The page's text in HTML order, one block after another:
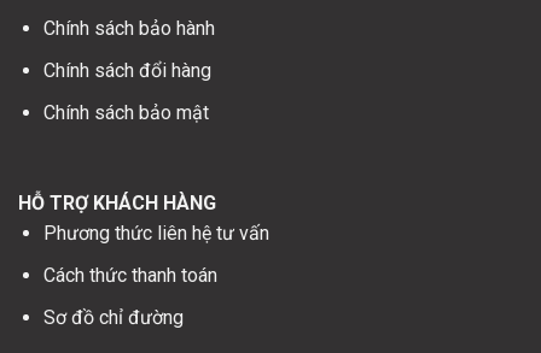
Chính sách bảo hành
Chính sách đổi hàng
Chính sách bảo mật
HỖ TRỢ KHÁCH HÀNG
Phương thức liên hệ tư vấn
Cách thức thanh toán
Sơ đồ chỉ đường